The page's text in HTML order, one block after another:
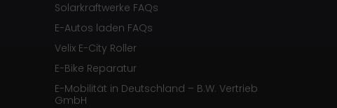
Solarkraftwerke FAQs
E-Autos laden FAQs
Velix E-City Roller
E-Bike Reparatur
E-Mobilität in Deutschland – B.W. Vertrieb
GmbH